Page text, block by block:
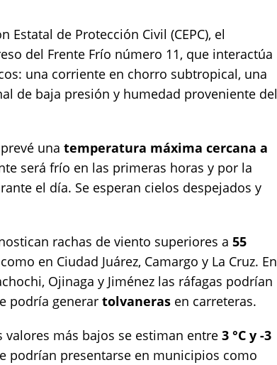
de Protección Civil (CEPC), el
del Frente Frío número 11, que interactúa
una corriente en chorro subtropical, una
de baja presión y humedad proveniente del
una temperatura máxima cercana a
será frío en las primeras horas y por la
el día. Se esperan cielos despejados y
rachas de viento superiores a 55
en Ciudad Juárez, Camargo y La Cruz. En
Ojinaga y Jiménez las ráfagas podrían
podría generar tolvaneras en carreteras.
valores más bajos se estiman entre 3 °C y -3
podrían presentarse en municipios como